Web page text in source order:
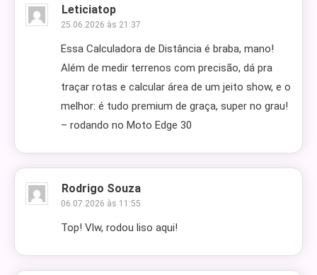
Leticiatop
25.06.2026 às 21:37
Essa Calculadora de Distância é braba, mano!
Além de medir terrenos com precisão, dá pra
traçar rotas e calcular área de um jeito show, e o
melhor: é tudo premium de graça, super no grau!
– rodando no Moto Edge 30
Rodrigo Souza
06.07.2026 às 11:55
Top! Vlw, rodou liso aqui!